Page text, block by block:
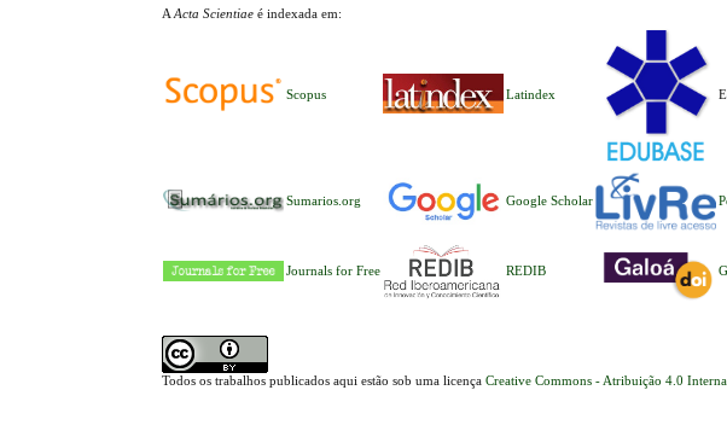
AActa Scientiaeé indexada em:
Scopus Latindex
Sumarios.org Google Scholar
Journals for Free REDIB
Todos os trabalhos publicados aqui estão sob uma licençaCreative Commons - Atribuição 4.0